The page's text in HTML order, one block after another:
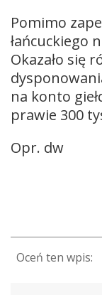
Pomimo
łańcuckiego
Okazało się
na konto
prawie 300
Opr. dw